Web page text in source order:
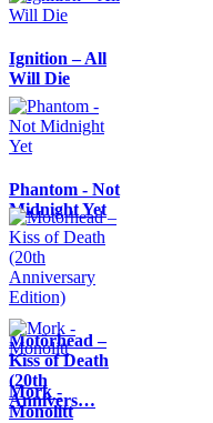
Ignition – All
Will Die
Phantom - Not
Midnight Yet
Motörhead –
Kiss of Death
(20th
Annivers…
Mork -
Monolitt